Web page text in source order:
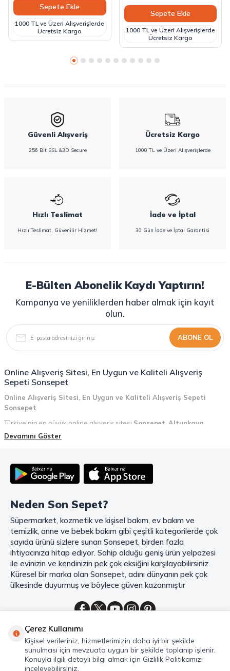
Sepete Ekle
1000 TL ve Üzeri Alışverişlerde
Ücretsiz Kargo
Sepete Ekle
1000 TL ve Üzeri Alışverişlerde
Ücretsiz Kargo
Güvenli Alışveriş
256 Bit SSL &3D Secure
Ücretsiz Kargo
1000 TL ve Üzeri Alışverişlerde
Hızlı Teslimat
Hızlı Teslimat, Güvenilir Hizmet!
İade ve İptal
30 Gün İade ve İptal Garantisi
E-Bülten Abonelik Kaydı Yaptırın!
Kampanya ve yeniliklerden haber almak için kayıt
olun.
ABONE OL
Online Alışveriş Sitesi, En Uygun ve Kaliteli Alışveriş
Sepeti Sonsepet
Online Alışveriş Sitesi, En Uygun ve Kaliteli Alışveriş Sepeti
Sonsepet
Türkiye'nin en büyük online alışveriş sitesi Sonsepet Altunkaya
Holdinggüvencesiyle hizmet vermektedir! Sonsepet, online alışveriş
teslimat ve güvenli ödeme seçenekleriyle, alışveriş yaparken
zamanınızı ve paranızı en verimli şekilde kullanırsınız.
Mahmood Coffee ile Kahve Keyfinizi Sonsepet'te Yaşayın!
Mahmood Coffee markasının eşsiz lezzetleriyle tanışın ve kahve
keyfinizi doruklara çıkarın. Filtre ve çekirdek kahve, kapsül kahve,
granül kahve, gold kahve, klasik kahve ve Türk kahvesi gibi birbirinden
lezzetli seçenekler arasından favorinizi seçin. Eğer pratik ve hızlı bir
kahve arıyorsanız, hazır Türk kahvesi ve cappuccino gibi seçenekler de
sizleri bekliyor. Sıcak çikolata ve kahve kreması ile kahve keyfinize
lezzet katabilirsiniz. Kahve tutkunlarının vazgeçilmezi olan bu ürünler,
keşfedin ve kahve keyfinizi doyasıya yaşayın!
Çayın büyülü dünyasına hoş geldiniz! Sonsepet, çay tutkunlarının
hayallerini süsleyenMahmood Teaçeşitlerini sizlerle buluşturuyor.
Seylan Çayı'nın benzersiz lezzetiyle tanışın ve çay demlemenin tadını
baştan yaşayın. Dökme çayın gizemli aroması ve sallama çayın taze
Devamını Göster
Neden Son Sepet?
Süpermarket, kozmetik ve kişisel bakım, ev bakım ve
temizlik, anne ve bebek bakım gibi çeşitli kategorilerde çok
sayıda ürünü sizlere sunan Sonsepet, birden fazla
ihtiyacınıza hitap ediyor. Sahip olduğu geniş ürün yelpazesi
ile evinizin ve kendinizin pek çok eksiğini karşılayabilirsiniz.
Küresel bir marka olan Sonsepet, adını dünyanın pek çok
ülkesinde duyurmuş ve böylece güven kazanmıştır
Kategoriler
Hızlı Erişim
Çerez Kullanımı
Kişisel verileriniz, hizmetlerimizin daha iyi bir şekilde
sunulması için mevzuata uygun bir şekilde toplanıp işlenir.
Konuyla ilgili detaylı bilgi almak için Gizlilik Politikamızı
inceleyebilirsiniz.